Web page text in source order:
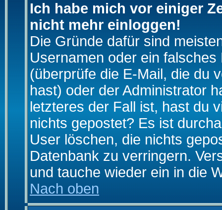
Ich habe mich vor einiger
nicht mehr einloggen!
Die Gründe dafür sind
Usernamen oder ein
(überprüfe die E-Mail, die du
hast) oder der Administrator
letzteres der Fall ist, hast du
nichts gepostet? Es ist
User löschen, die nichts
Datenbank zu verringern.
und tauche wieder ein in die
Nach oben